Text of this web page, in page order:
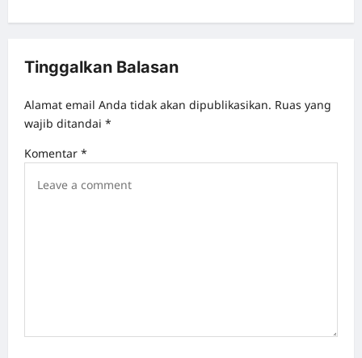
a
i
a
Tinggalkan Balasan
Alamat email Anda tidak akan dipublikasikan. Ruas yang
wajib ditandai *
Komentar *